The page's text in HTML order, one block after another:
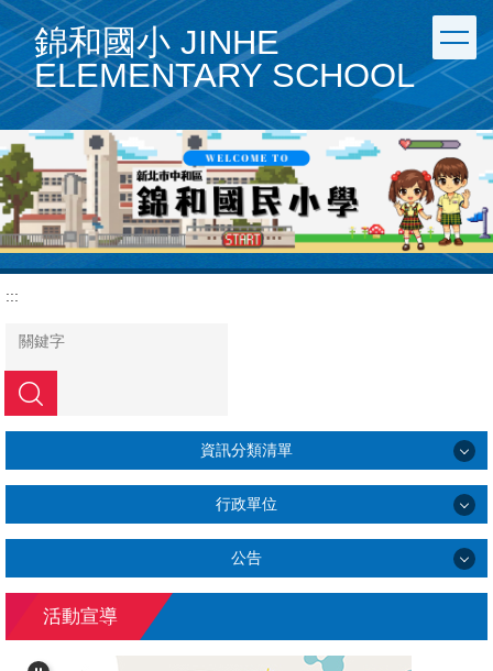
跳
到
主
要
內
容
區
錦和國小 JINHE
ELEMENTARY SCHOOL
:::
搜尋
資訊分類清單
行政單位
教務處
學務處
公告
公告專區
活動宣導